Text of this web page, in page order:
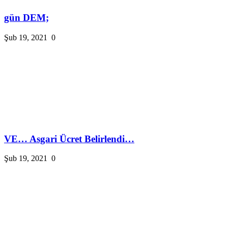
gün DEM;
Şub 19, 2021 0
VE… Asgari Ücret Belirlendi…
Şub 19, 2021 0